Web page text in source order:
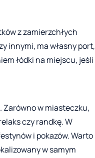
z zamierzchłych
innymi, ma własny port,
łódki na miejscu, jeśli
Zarówno w miasteczku,
czy randkę. W
i pokazów. Warto
w samym